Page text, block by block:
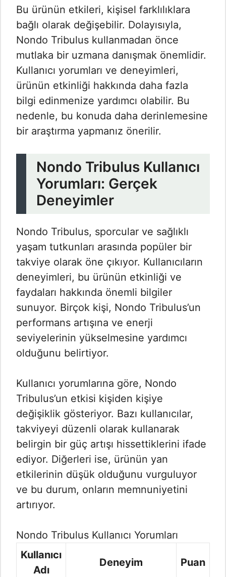
Bu ürünün etkileri, kişisel farklılıklara
bağlı olarak değişebilir. Dolayısıyla,
Nondo Tribulus kullanmadan önce
mutlaka bir uzmana danışmak önemlidir.
Kullanıcı yorumları​ ve deneyimleri,
ürünün etkinliği hakkında daha fazla
bilgi edinmenize yardımcı olabilir. Bu
nedenle, bu konuda daha derinlemesine
bir araştırma yapmanız önerilir.
Nondo Tribulus Kullanıcı
Yorumları: Gerçek
Deneyimler
Nondo Tribulus, sporcular ve sağlıklı
yaşam tutkunları arasında popüler bir
takviye olarak öne çıkıyor. Kullanıcıların
deneyimleri, bu ürünün etkinliği ve
faydaları hakkında önemli bilgiler
sunuyor. Birçok kişi, Nondo Tribulus’un
performans artışına ve enerji
seviyelerinin yükselmesine yardımcı
olduğunu belirtiyor.
Kullanıcı yorumlarına göre, Nondo
Tribulus’un etkisi kişiden kişiye
değişiklik gösteriyor. Bazı kullanıcılar,
takviyeyi düzenli olarak kullanarak
belirgin bir güç artışı hissettiklerini ifade
ediyor. Diğerleri ise, ürünün yan
etkilerinin düşük olduğunu vurguluyor
ve bu durum, onların memnuniyetini
artırıyor.
Nondo Tribulus Kullanıcı Yorumları
Kullanıcı
Adı
Deneyim Puan